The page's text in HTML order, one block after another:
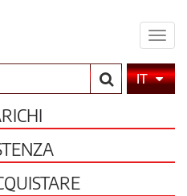
il
CercaIT